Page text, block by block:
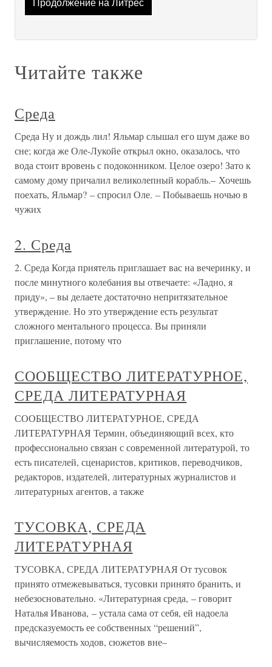
Продолжение на Литрес
Читайте также
Среда
Среда Ну и дождь лил! Яльмар слышал его шум даже во
сне; когда же Оле-Лукойе открыл окно, оказалось, что
вода стоит вровень с подоконником. Целое озеро! Зато к
самому дому причалил великолепный корабль.– Хочешь
поехать, Яльмар? – спросил Оле. – Побываешь ночью в
чужих
2. Среда
2. Среда Когда приятель приглашает вас на вечеринку, и
после ми­нутного колебания вы отвечаете: «Ладно, я
приду», – вы делаете достаточно непритязательное
утверждение. Но это утверждение есть результат
сложного ментального процесса. Вы приняли
приглашение, потому что
СООБЩЕСТВО ЛИТЕРАТУРНОЕ,
СРЕДА ЛИТЕРАТУРНАЯ
СООБЩЕСТВО ЛИТЕРАТУРНОЕ, СРЕДА
ЛИТЕРАТУРНАЯ Термин, объединяющий всех, кто
профессионально связан с современной литературой, то
есть писателей, сценаристов, критиков, переводчиков,
редакторов, издателей, литературных журналистов и
литературных агентов, а также
ТУСОВКА, СРЕДА
ЛИТЕРАТУРНАЯ
ТУСОВКА, СРЕДА ЛИТЕРАТУРНАЯ От тусовок
принято отмежевываться, тусовки принято бранить, и
небезосновательно. «Литературная среда, – говорит
Наталья Иванова, – устала сама от себя, ей надоела
предсказуемость ее собственных “решений”,
вычисляемость ходов, сюжетов вне–